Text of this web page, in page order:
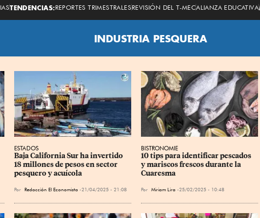
TENDENCIAS:REPORTES TRIMESTRALESREVISIÓN DEL T-MECALIANZA EDUCATIVA
INDUSTRIA PESQUERA
ESTADOS
Baja California Sur ha invertido
18 millones de pesos en sector
pesquero y acuícola
Por Redacción El Economista 21/04/2025 - 21:08
BISTRONOMIE
10 tips para identificar pescados
y mariscos frescos durante la
Cuaresma
Por Miriam Lira 25/02/2025 - 10:48